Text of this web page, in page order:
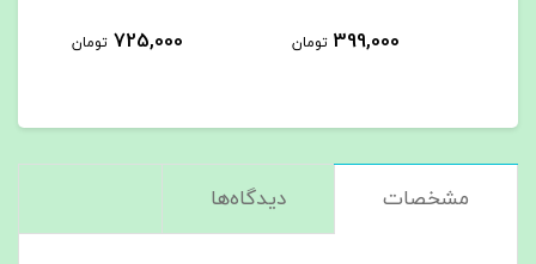
725,000
725,000
مشخصات دیدگاه‌ها